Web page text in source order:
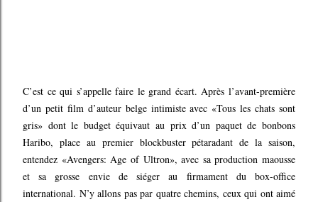
C’est ce qui s’appelle faire le grand écart. Après l’avant-première
d’un petit film d’auteur belge intimiste avec «Tous les chats sont
gris» dont le budget équivaut au prix d’un paquet de bonbons
Haribo, place au premier blockbuster pétaradant de la saison,
entendez «Avengers: Age of Ultron», avec sa production maousse
et sa grosse envie de siéger au firmament du box-office
international. N’y allons pas par quatre chemins, ceux qui ont aimé